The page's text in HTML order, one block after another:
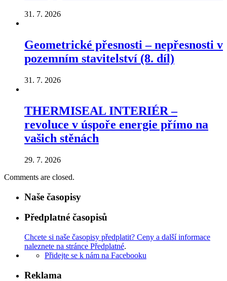
31. 7. 2026
Geometrické přesnosti – nepřesnosti v
pozemním stavitelství (8. díl)
31. 7. 2026
THERMISEAL INTERIÉR –
revoluce v úspoře energie přímo na
vašich stěnách
29. 7. 2026
Comments are closed.
Naše časopisy
Předplatné časopisů
Chcete si naše časopisy předplatit? Ceny a další informace
naleznete na stránce Předplatné.
Přidejte se k nám na Facebooku
Reklama